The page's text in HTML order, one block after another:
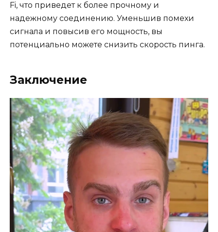
Fi, что приведет к более прочному и
надежному соединению. Уменьшив помехи
сигнала и повысив его мощность, вы
потенциально можете снизить скорость пинга.
Заключение